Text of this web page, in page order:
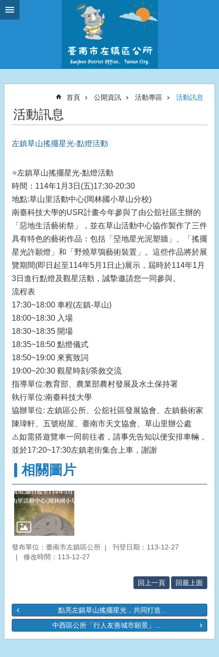
跳到主要內容區塊
首頁 公開資訊 活動專區 活動訊息
活動訊息
左鎮草山搖擺星光-點燈活動
⭐️左鎮草山搖擺星光-點燈活動
時間：114年1月3日(五)17:30-20:30
地點:草山里活動中心(岡林國小草山分校)
南臺科技大學的USR計畫今年參與了由公舘社區主辦的
「惡地生活藝術祭」，並在草山活動中心協作製作了三件
具有特色的藝術作品：包括「堊地星光泥塑牆」、「搖擺
星光許願燈」和「野燒草鴞藝術裝置」。這些作品將於展
覽期間(即日起至114年5月1日止)展示，屆時於114年1月
3日進行點燈及觀星活動，誠摯邀請您一同參與。
流程表
17:30~18:00 車程(左鎮-草山)
18:00~18:30 入場
18:30~18:35 開場
18:35~18:50 點燈儀式
18:50~19:00 來賓致詞
19:00~20:30 觀星時刻/茶敘交流
指導單位:教育部、農業部農村發展及水土保持署
執行單位:南臺科技大學
協辦單位: 左鎮區公所、公舘社區發展協會、左鎮藝術家
陳瑋軒、五號樹屋、臺南市天文協會、草山里辦公處
⚠️如需搭遊覽車一同前往者，請事先告知以便安排車輛，
並於17:20~17:30左鎮老街集合上車，謝謝
相關圖片
發布單位：臺南市左鎮區公所
刊登日期：113-12-27
修改時間：113-12-27
回上一頁 回最上面
點亮左鎮草山搖擺星光，共同打造...
中西區公所「行人友善城市願景」...